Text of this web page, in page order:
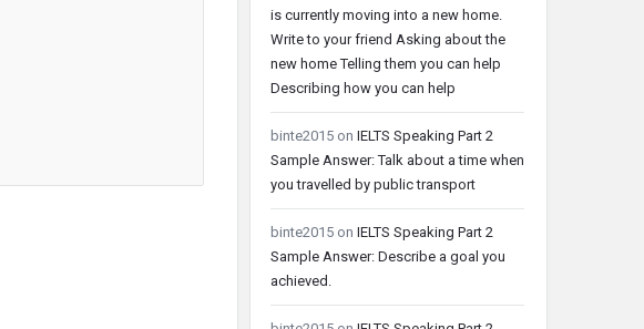
is currently moving into a new home.
Write to your friend Asking about the
new home Telling them you can help
Describing how you can help
binte2015 on IELTS Speaking Part 2
Sample Answer: Talk about a time when
you travelled by public transport
binte2015 on IELTS Speaking Part 2
Sample Answer: Describe a goal you
achieved.